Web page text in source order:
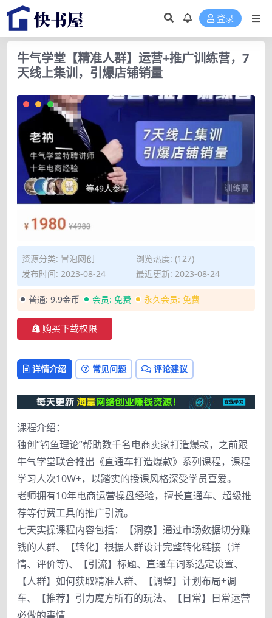
登录
牛气学堂【精准人群】运营+推广训练营，7
天线上集训，引爆店铺销量
资源分类: 冒泡网创
浏览热度: (127)
发布时间: 2023-08-24
最近更新: 2023-08-24
普通: 9.9金币 会员: 免费 永久会员: 免费
购买下载权限
详情介绍 常见问题 评论建议
课程介绍：
独创“钓鱼理论”帮助数千名电商卖家打造爆款，之前跟
牛气学堂联合推出《直通车打造爆款》系列课程，课程
学习人次10W+，以踏实的授课风格深受学员喜爱。
老师拥有10年电商运营操盘经验，擅长直通车、超级推
荐等付费工具的推广引流。
七天实操课程内容包括：【洞察】通过市场数据切分赚
钱的人群、【转化】根据人群设计完整转化链接（详
情、评价等)、【引流】标题、直通车词系选定设置、
【人群】如何获取精准人群、【调整】计划布局+调
车、【推荐】引力魔方所有的玩法、【日常】日常运营
必做的事情